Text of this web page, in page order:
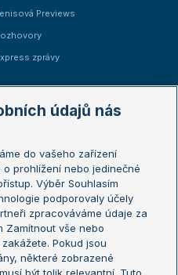
Previews
zprávy
Open
French Open
Open
mistrů
mistryň
údajů nás
do vašeho zařízení
prohlížení nebo jedinečné
Výběr Souhlasím
podporovaly účely
zpracováváme údaje za
Zamítnout vše nebo
Pokud jsou
některé zobrazené